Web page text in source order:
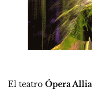
El teatro Ópera